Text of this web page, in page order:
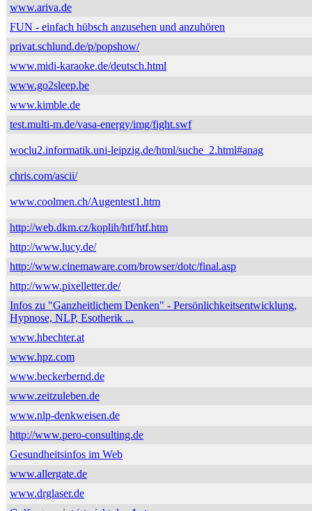
www.ariva.de
FUN - einfach hübsch anzusehen und anzuhören
privat.schlund.de/p/popshow/
www.midi-karaoke.de/deutsch.html
www.go2sleep.be
www.kimble.de
test.multi-m.de/vasa-energy/img/fight.swf
woclu2.informatik.uni-leipzig.de/html/suche_2.html#anag
chris.com/ascii/
www.coolmen.ch/Augentest1.htm
http://web.dkm.cz/koplih/htf/htf.htm
http://www.lucy.de/
http://www.cinemaware.com/browser/dotc/final.asp
http://www.pixelletter.de/
Infos zu "Ganzheitlichem Denken" - Persönlichkeitsentwicklung,
Hypnose, NLP, Esotherik ...
www.hbechter.at
www.hpz.com
www.beckerbernd.de
www.zeitzuleben.de
www.nlp-denkweisen.de
http://www.pero-consulting.de
Gesundheitsinfos im Web
www.allergate.de
www.drglaser.de